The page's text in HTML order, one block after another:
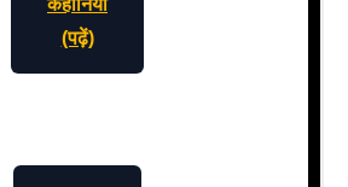
(पढ़ें)